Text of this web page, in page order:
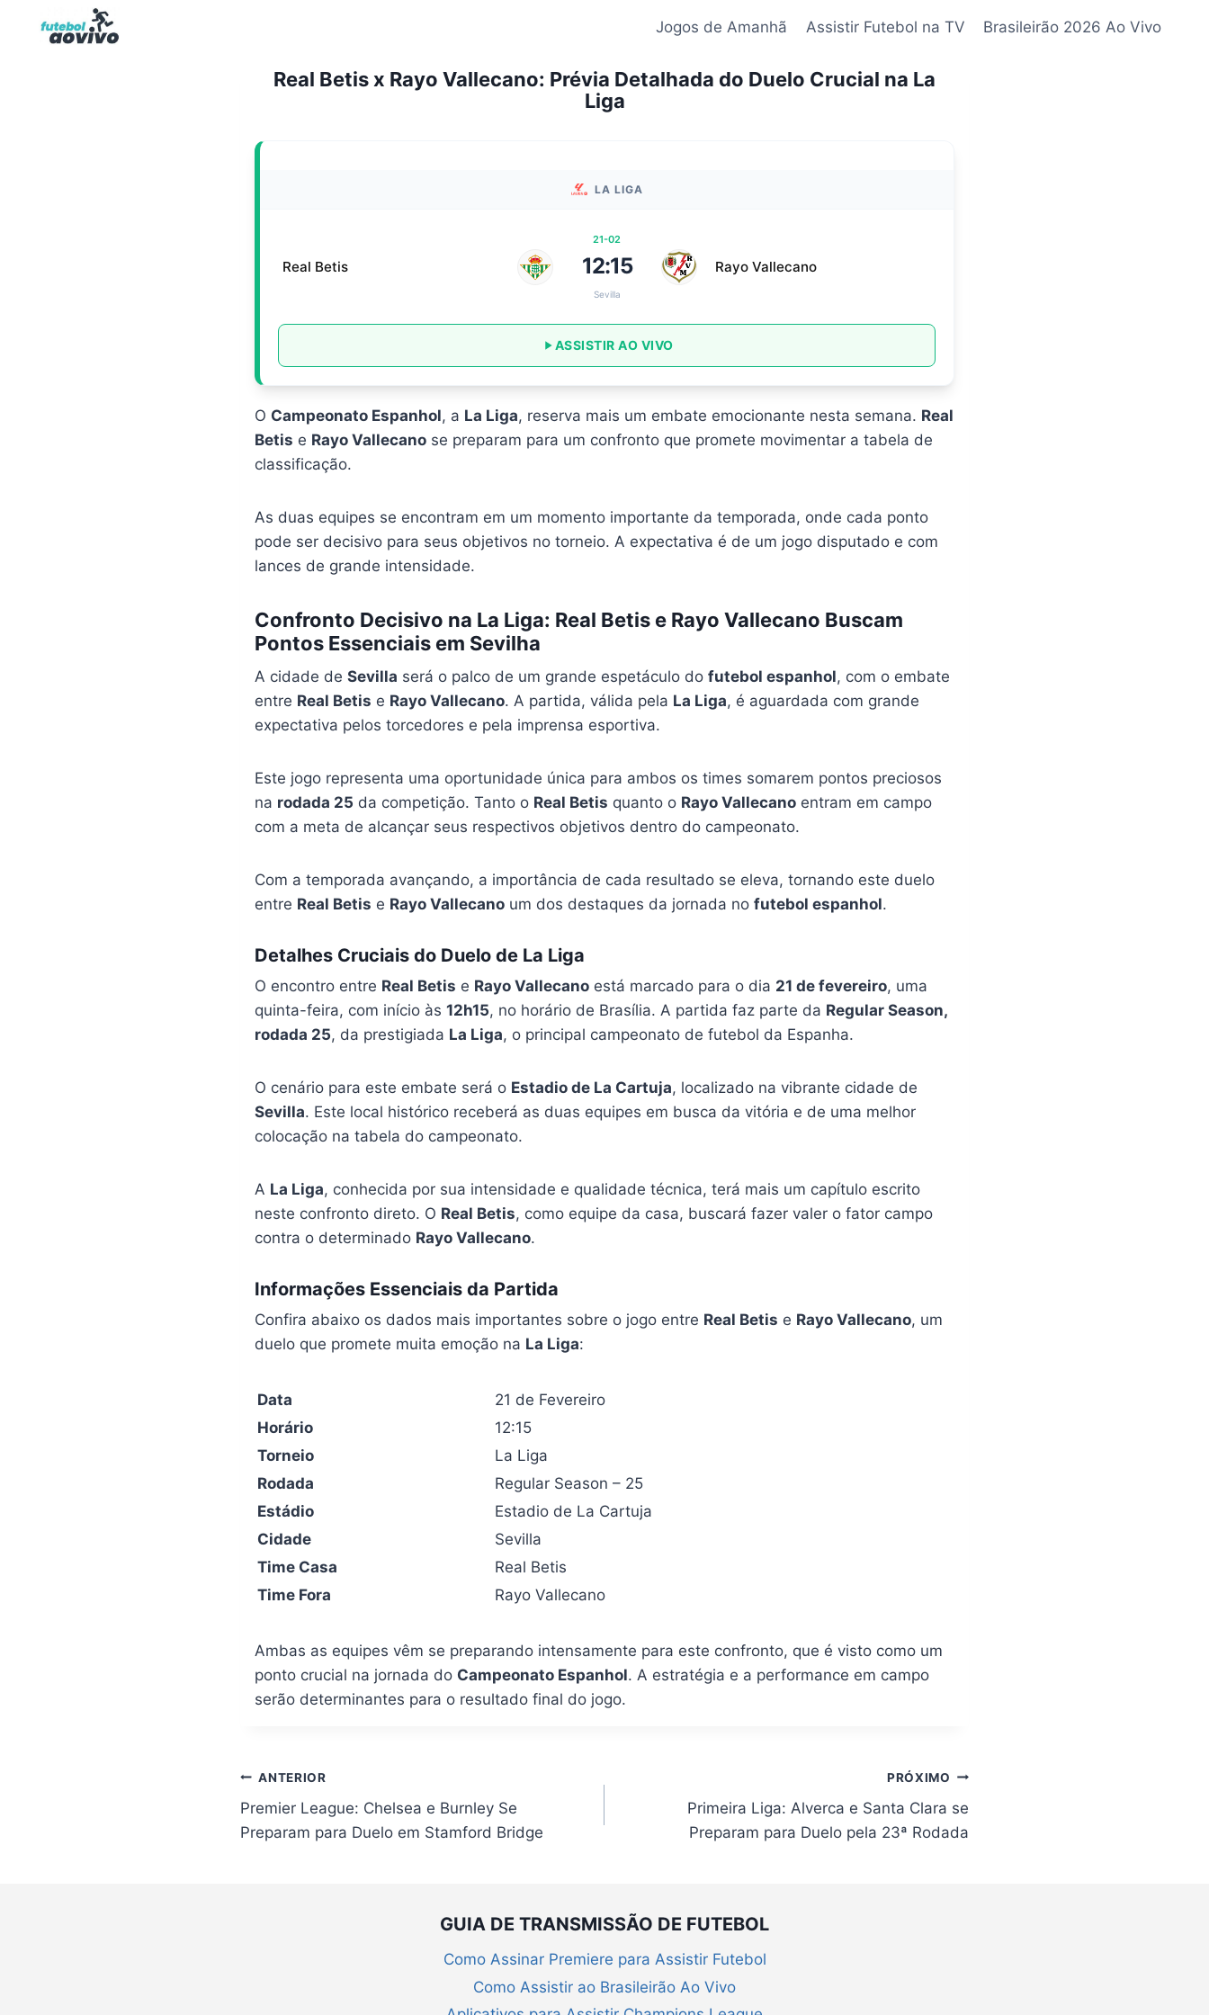
Jogos de Amanhã Assistir Futebol na TV Brasileirão 2026 Ao Vivo
Real Betis x Rayo Vallecano: Prévia Detalhada do Duelo Crucial na La
Liga
LA LIGA
Real Betis
21-02
12:15
Sevilla
Rayo Vallecano
ASSISTIR AO VIVO
O Campeonato Espanhol, a La Liga, reserva mais um embate emocionante nesta semana. Real
Betis e Rayo Vallecanose preparam para um confronto que promete movimentar a tabela de
classificação.
As duas equipes se encontram em um momento importante da temporada, onde cada ponto
pode ser decisivo para seus objetivos no torneio. A expectativa é de um jogo disputado e com
lances de grande intensidade.
Confronto Decisivo na La Liga: Real Betis e Rayo Vallecano Buscam
Pontos Essenciais em Sevilha
A cidade de Sevilla será o palco de um grande espetáculo do futebol espanhol, com o embate
entre Real Betis e Rayo Vallecano. A partida, válida pela La Liga, é aguardada com grande
expectativa pelos torcedores e pela imprensa esportiva.
Este jogo representa uma oportunidade única para ambos os times somarem pontos preciosos
na rodada 25 da competição. Tanto o Real Betis quanto o Rayo Vallecanoentram em campo
com a meta de alcançar seus respectivos objetivos dentro do campeonato.
Com a temporada avançando, a importância de cada resultado se eleva, tornando este duelo
entre Real Betis e Rayo Vallecanoum dos destaques da jornada no futebol espanhol.
Detalhes Cruciais do Duelo de La Liga
O encontro entre Real Betis e Rayo Vallecanoestá marcado para o dia 21 de fevereiro, uma
quinta-feira, com início às 12h15, no horário de Brasília. A partida faz parte da Regular Season,
rodada 25, da prestigiada La Liga, o principal campeonato de futebol da Espanha.
O cenário para este embate será o Estadio de La Cartuja, localizado na vibrante cidade de
Sevilla. Este local histórico receberá as duas equipes em busca da vitória e de uma melhor
colocação na tabela do campeonato.
A La Liga, conhecida por sua intensidade e qualidade técnica, terá mais um capítulo escrito
neste confronto direto. O Real Betis, como equipe da casa, buscará fazer valer o fator campo
contra o determinado Rayo Vallecano.
Informações Essenciais da Partida
Confira abaixo os dados mais importantes sobre o jogo entre Real Betis e Rayo Vallecano, um
duelo que promete muita emoção na La Liga:
Data
21 de Fevereiro
Horário
12:15
Torneio
La Liga
Rodada
Regular Season – 25
Estádio
Estadio de La Cartuja
Cidade
Sevilla
Time Casa
Real Betis
Time Fora
Rayo Vallecano
Ambas as equipes vêm se preparando intensamente para este confronto, que é visto como um
ponto crucial na jornada do Campeonato Espanhol. A estratégia e a performance em campo
serão determinantes para o resultado final do jogo.
Navegação
de
Post
ANTERIOR
Premier League: Chelsea e Burnley Se
Preparam para Duelo em Stamford Bridge
PRÓXIMO
Primeira Liga: Alverca e Santa Clara se
Preparam para Duelo pela 23ª Rodada
GUIA DE TRANSMISSÃO DE FUTEBOL
Como Assinar Premiere para Assistir Futebol
Como Assistir ao Brasileirão Ao Vivo